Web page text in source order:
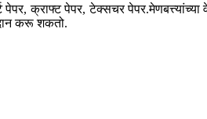
क्राफ्ट पेपर, टेक्सचर
करू शकतो.